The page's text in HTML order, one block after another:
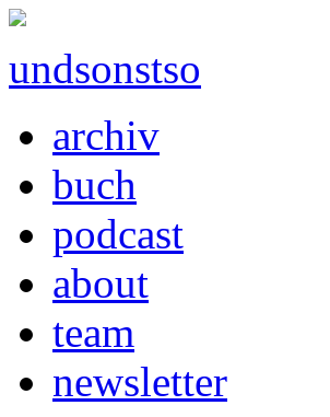
undsonstso
archiv
buch
podcast
about
team
newsletter